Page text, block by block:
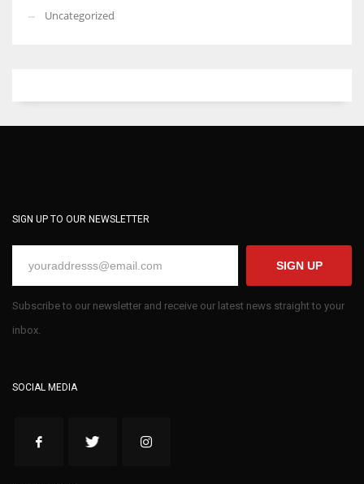
Uncategorized
SIGN UP TO OUR NEWSLETTER
SIGN UP
Subscribe to our newsletter and receive our latest news straight to your
inbox.
SOCIAL MEDIA